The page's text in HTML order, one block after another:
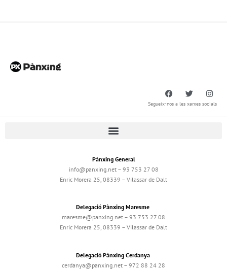
Segueix-nos a les xarxes socials
Pànxing General
info@panxing.net – 93 753 27 08
Enric Morera 25, 08339 – Vilassar de Dalt
Delegació Pànxing Maresme
maresme@panxing.net – 93 753 27 08
Enric Morera 25, 08339 – Vilassar de Dalt
Delegació Pànxing Cerdanya
cerdanya@panxing.net – 972 88 24 28